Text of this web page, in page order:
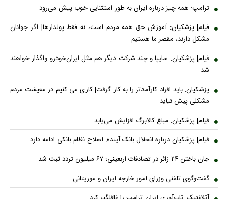
ترامپ: همه چیز درباره ایران به طور استثنایی خوب پیش می‌رود
فیلم| پزشکیان: آموزش حق همه مردم است، نه فقط پولدارها| اگر جوانان
مشکل دارند، مقصر ما هستیم
فیلم| پزشکیان: سایپا و چند شرکت دیگر هم مثل ایران‌خودرو واگذار خواهند
شد
پزشکیان: باید افراد کارآمدتر را به کار گرفت| کاری می کنیم در معیشت مردم
مشکلی پیش نیاید
فیلم| پزشکیان: مبلغ کالابرگ افزایش می‌یابد
فیلم| پزشکیان درباره انحلال بانک آینده: اصلاح نظام بانکی ادامه دارد
جان باختن ۲۴ زائر در تصادفات اربعینی؛ ۶۷ میلیون تردد ثبت شد
گفت‌وگوی تلفنی وزرای امور خارجه ایران و موریتانی